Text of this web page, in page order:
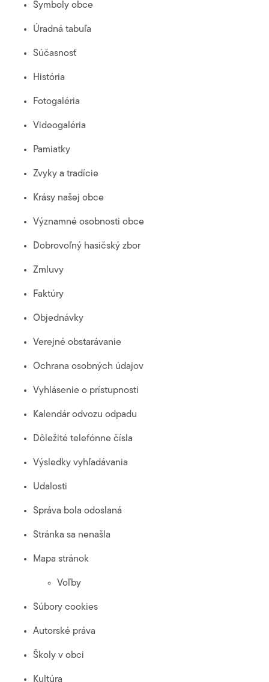
Symboly obce
Úradná tabuľa
Súčasnosť
História
Fotogaléria
Videogaléria
Pamiatky
Zvyky a tradície
Krásy našej obce
Významné osobnosti obce
Dobrovoľný hasičský zbor
Zmluvy
Faktúry
Objednávky
Verejné obstarávanie
Ochrana osobných údajov
Vyhlásenie o prístupnosti
Kalendár odvozu odpadu
Dôležité telefónne čísla
Výsledky vyhľadávania
Udalosti
Správa bola odoslaná
Stránka sa nenašla
Mapa stránok
Voľby
Súbory cookies
Autorské práva
Školy v obci
Kultúra